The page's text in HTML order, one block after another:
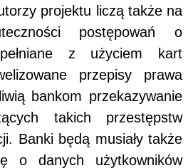
projektu liczą także na
postępowań o
z użyciem kart
przepisy prawa
bankom przekazywanie
takich przestępstw
Banki będą musiały także
o danych użytkowników